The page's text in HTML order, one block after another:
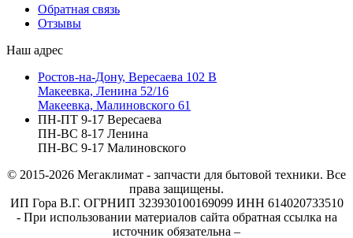
Обратная связь
Отзывы
Наш адрес
Ростов-на-Дону, Вересаева 102 В
Макеевка, Ленина 52/16
Макеевка, Малиновского 61
ПН-ПТ 9-17 Вересаева
ПН-ВС 8-17 Ленина
ПН-ВС 9-17 Малиновского
© 2015-2026 Мегаклимат - запчасти для бытовой техники. Все
права защищены.
ИП Гора В.Г. ОГРНИП 323930100169099 ИНН 614020733510
- При использовании материалов сайта обратная ссылка на
источник обязательна –